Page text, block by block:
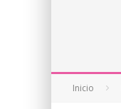
Inicio